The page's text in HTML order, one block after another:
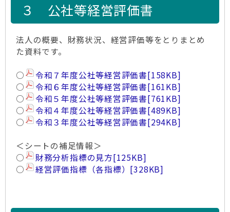
３ 公社等経営評価書
法人の概要、財務状況、経営評価等をとりまとめ
た資料です。
○
令和７年度公社等経営評価書[158KB]
○
令和６年度公社等経営評価書[161KB]
○
令和５年度公社等経営評価書[761KB]
○
令和４年度公社等経営評価書[489KB]
○
令和３年度公社等経営評価書[294KB]
＜シートの補足情報＞
○
財務分析指標の見方[125KB]
○
経営評価指標（各指標） [328KB]